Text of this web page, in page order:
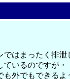
はまったく排
いるのですが
外でもできる